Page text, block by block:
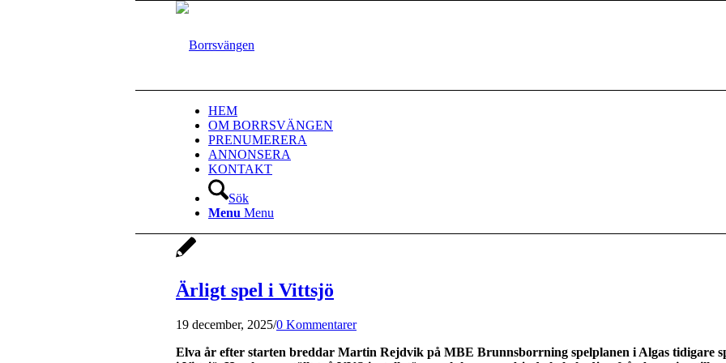
HEM
OM BORRSVÄNGEN
PRENUMERERA
ANNONSERA
KONTAKT
Sök
Menu Menu
Ärligt spel i Vittsjö
19 december, 2025/0 Kommentarer
Elva år efter starten breddar Martin Rejdvik på MBE Brunnsborrning spelplanen i Algas tidigare